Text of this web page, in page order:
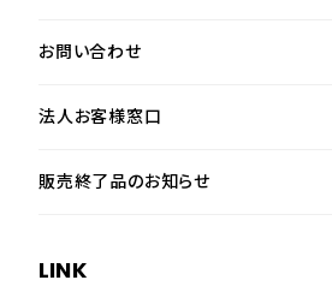
お問い合わせ
法人お客様窓口
販売終了品のお知らせ
LINK